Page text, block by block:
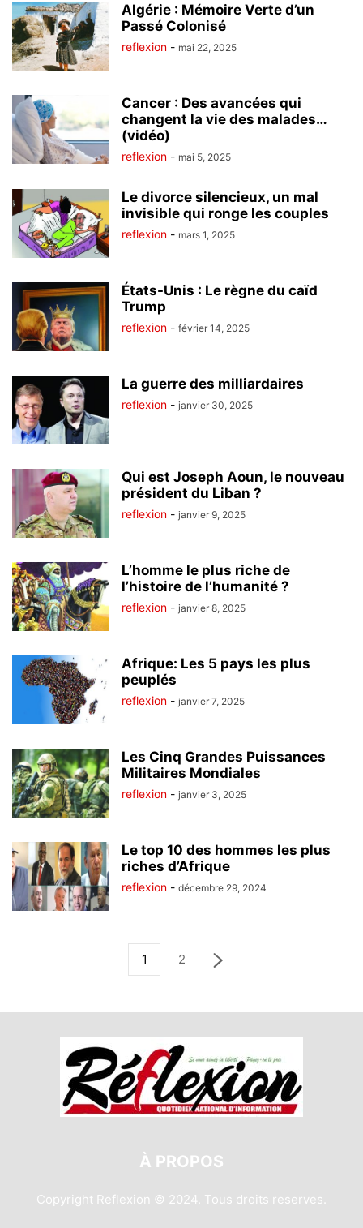
Algérie : Mémoire Verte d’un
Passé Colonisé
reflexion - mai 22, 2025
Cancer : Des avancées qui
changent la vie des malades…
(vidéo)
reflexion - mai 5, 2025
Le divorce silencieux, un mal
invisible qui ronge les couples
reflexion - mars 1, 2025
États-Unis : Le règne du caïd
Trump
reflexion - février 14, 2025
La guerre des milliardaires
reflexion - janvier 30, 2025
Qui est Joseph Aoun, le nouveau
président du Liban ?
reflexion - janvier 9, 2025
L’homme le plus riche de
l’histoire de l’humanité ?
reflexion - janvier 8, 2025
Afrique: Les 5 pays les plus
peuplés
reflexion - janvier 7, 2025
Les Cinq Grandes Puissances
Militaires Mondiales
reflexion - janvier 3, 2025
Le top 10 des hommes les plus
riches d’Afrique
reflexion - décembre 29, 2024
1 2
À PROPOS
Copyright Reflexion © 2024. Tous droits reserves.